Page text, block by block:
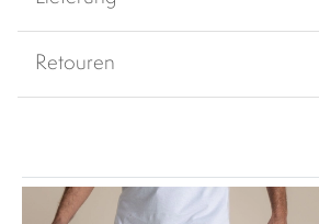
Retouren